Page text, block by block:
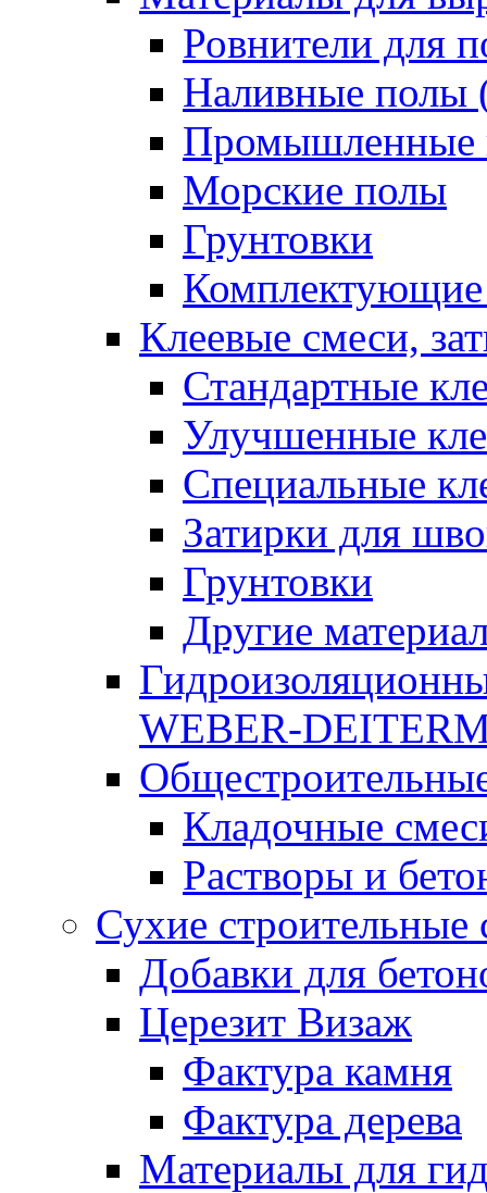
Ровнители для
Наливные полы
Промышленные
Морские полы
Грунтовки
Клеевые смеси,
Стандартные
Улучшенные
Специальные
Затирки для
Грунтовки
Другие
WEBER-
Кладочные
Растворы и
Сухие строительные
Добавки для
Церезит Визаж
Фактура камня
Фактура дерева
Материалы для